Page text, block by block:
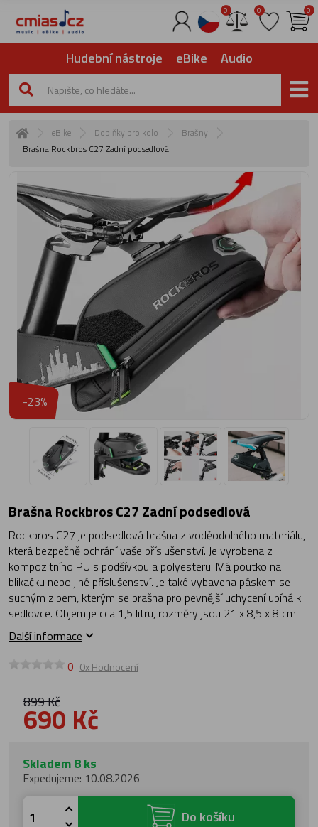
0 0 0
Hudební nástroje eBike Audio
eBike Doplňky pro kolo
Brašny
Brašna Rockbros C27 Zadní podsedlová
-23%
Brašna Rockbros C27 Zadní podsedlová
Rockbros C27 je podsedlová brašna z voděodolného materiálu,
která bezpečně ochrání vaše příslušenství. Je vyrobena z
kompozitního PU s podšívkou a polyesteru. Má poutko na
blikačku nebo jiné příslušenství. Je také vybavena páskem se
suchým zipem, kterým se brašna pro pevnější uchycení upíná k
sedlovce. Objem je cca 1,5 litru, rozměry jsou 21 x 8,5 x 8 cm.
Další informace
0 0x Hodnocení
899 Kč
690 Kč
Skladem 8 ks
Expedujeme: 10.08.2026
Do košíku